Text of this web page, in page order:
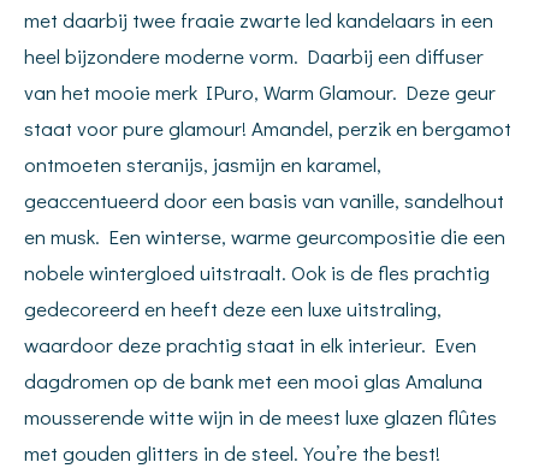
met daarbij twee fraaie zwarte led kandelaars in een
heel bijzondere moderne vorm. Daarbij een diffuser
van het mooie merk IPuro, Warm Glamour. Deze geur
staat voor pure glamour! Amandel, perzik en bergamot
ontmoeten steranijs, jasmijn en karamel,
geaccentueerd door een basis van vanille, sandelhout
en musk. Een winterse, warme geurcompositie die een
nobele wintergloed uitstraalt. Ook is de fles prachtig
gedecoreerd en heeft deze een luxe uitstraling,
waardoor deze prachtig staat in elk interieur. Even
dagdromen op de bank met een mooi glas Amaluna
mousserende witte wijn in de meest luxe glazen flûtes
met gouden glitters in de steel. You’re the best!